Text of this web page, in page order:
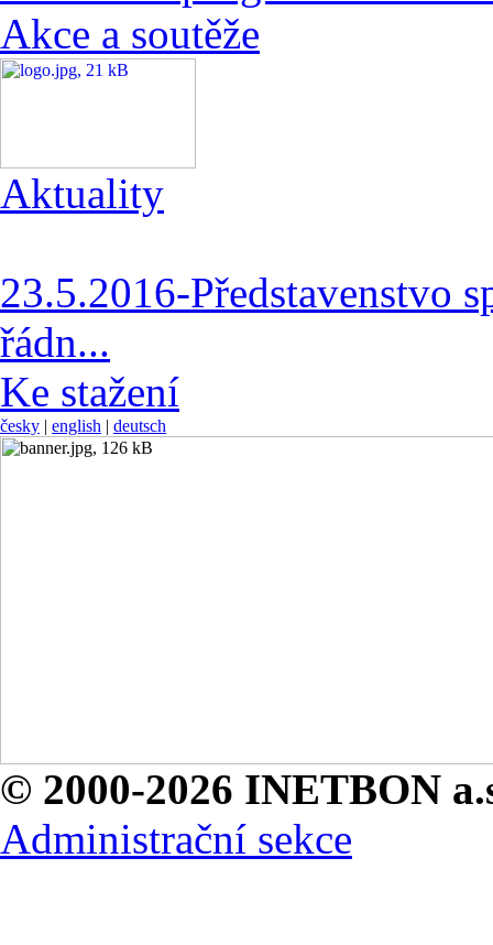
Akce a soutěže
Aktuality
23.5.2016-Představenstvo
řádn...
Ke stažení
česky | english | deutsch
© 2000-2026 INETBON
Administrační sekce